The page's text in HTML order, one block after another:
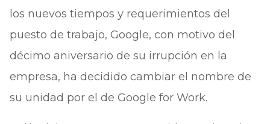
los nuevos tiempos y requerimientos del
puesto de trabajo, Google, con motivo del
décimo aniversario de su irrupción en la
empresa, ha decidido cambiar el nombre de
su unidad por el de Google for Work.